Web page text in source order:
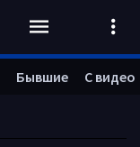
Бывшие С видео